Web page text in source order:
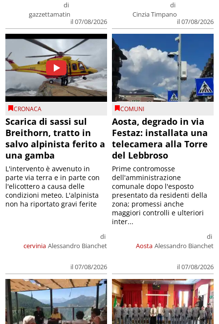
di
gazzettamatin
il 07/08/2026
di
Cinzia Timpano
il 07/08/2026
CRONACA
Scarica di sassi sul
Breithorn, tratto in
salvo alpinista ferito a
una gamba
cervinia
di
Alessandro Bianchet
il 07/08/2026
L'intervento è avvenuto in
parte via terra e in parte con
l'elicottero a causa delle
condizioni meteo. L'alpinista
non ha riportato gravi ferite
COMUNI
Aosta, degrado in via
Festaz: installata una
telecamera alla Torre
del Lebbroso
Aosta
di
Alessandro Bianchet
il 07/08/2026
Prime contromosse
dell'amministrazione
comunale dopo l'esposto
presentato da residenti della
zona; promessi anche
maggiori controlli e ulteriori
inter...